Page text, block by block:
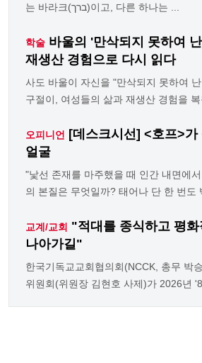
는 바라크(ברך)이고, 다른 하나는 ...
학술 바울의 '만삭되지 못하여
재생산 경험으로 다시 읽다
사도 바울이 자신을 "만삭되지 못하여
구절이, 여성들의 삶과 재생산 경험을 복
오피니언 [데스크시선] <호프>가
얼굴
"낯선 존재를 마주했을 때 인간 내면에
의 본질은 무엇일까? 태어나 단 한 번도
교계/교회 "적대를 종식하고 평
나아가길"
한국기독교교회협의회(NCCK, 총무 박
위원회(위원장 김현호 사제)가 2026년